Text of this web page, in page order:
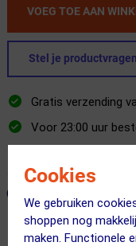
Cookies
We gebruiken
shoppen nog
maken. Functionele
VOEG TOE AAN
Stel je
Gratis verzending
Voor 23:00 uur
← Terug naar
ONZE AANBEVOLEN